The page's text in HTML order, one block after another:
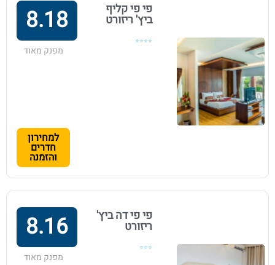
פי פי קליף
ביץ' ריזורט
⭐⭐⭐⭐
8.18
מפנק מאוד
למחירון
חדרים
והזמנה
פי פי דה ביץ'
ריזורט
⭐⭐⭐
8.16
מפנק מאוד